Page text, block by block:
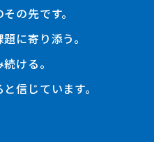
の先です。
に寄り添う。
ける。
信じています。